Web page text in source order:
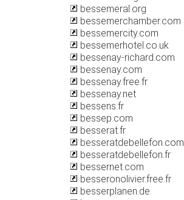
bessemeral.org
bessemerchamber.com
bessemercity.com
bessemerhotel.co.uk
bessenay-richard.com
bessenay.com
bessenay.free.fr
bessenay.net
bessens.fr
bessep.com
besserat.fr
besseratdebellefon.com
besseratdebellefon.fr
bessernet.com
besseronolivier.free.fr
besserplanen.de